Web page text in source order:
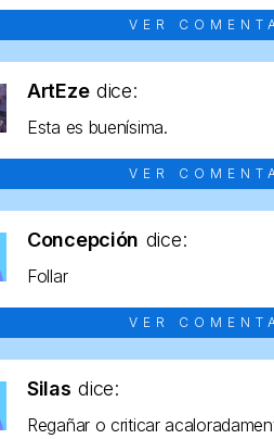
VER
ArtEze dice:
Esta es buenísima.
VER
Concepción dice:
Follar
VER
Silas dice:
Regañar o criticar